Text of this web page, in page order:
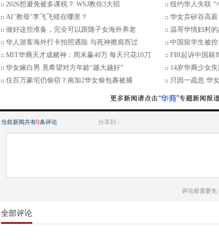
2026想避免被多课税？ WSJ教你3大招
纽约华人失联 “
AI"教母"李飞飞错在哪里？
华女弃矽谷高
做好这些准备，完全可以跟随子女海外养老
温哥华情妇村
华人游客海外打卡拍照遇险 与死神擦肩而过
中国留学生被
MIT华裔天才成赌神：周末赢40万 每天只花10刀
FBI起诉中国籍
华女嫁白男 竟希望对方年龄“越大越好”
14岁华裔少女
住百万豪宅仍偷窃？南加2华女偷包裹被捕
只因一疏忽 华
“华裔”
当前新闻共有0条评论 分享到：
评论前需要先
全部评论